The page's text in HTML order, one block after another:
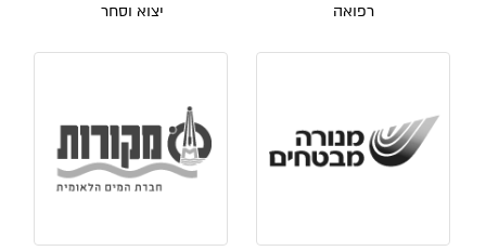
רפואה יצוא וסחר